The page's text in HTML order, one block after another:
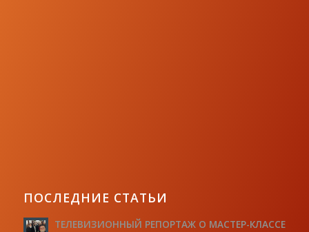
ПОСЛЕДНИЕ СТАТЬИ
ТЕЛЕВИЗИОННЫЙ РЕПОРТАЖ О МАСТЕР-КЛАССЕ